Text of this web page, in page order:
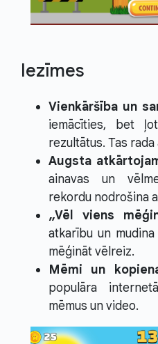
Iezīmes
Vienkāršība un
iemācīties, bet
rezultātus. Tas
Augsta
ainavas un
rekordu nodrošina
„Vēl viens
atkarību un
mēģināt vēlreiz.
Mēmi un
populāra
mēmus un video.